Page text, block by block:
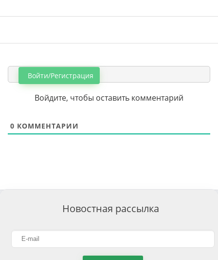
Войти/Регистрация
Войдите, чтобы оставить комментарий
0 КОММЕНТАРИИ
Новостная рассылка